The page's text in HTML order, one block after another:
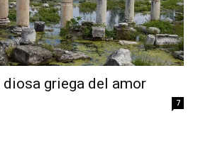
My
griega del amor
7